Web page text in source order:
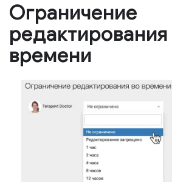
Ограничение
редактирования
времени